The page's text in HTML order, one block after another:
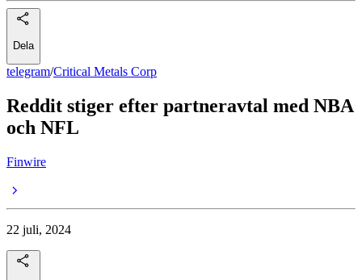
Dela
telegram/Critical Metals Corp
Reddit stiger efter partneravtal med NBA
och NFL
Finwire
22 juli, 2024